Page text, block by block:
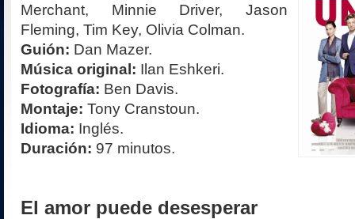
Merchant, Minnie Driver, Jason
Fleming, Tim Key, Olivia Colman.
Guión: Dan Mazer.
Música original: Ilan Eshkeri.
Fotografía: Ben Davis.
Montaje: Tony Cranstoun.
Idioma: Inglés.
Duración: 97 minutos.
El amor puede desesperar